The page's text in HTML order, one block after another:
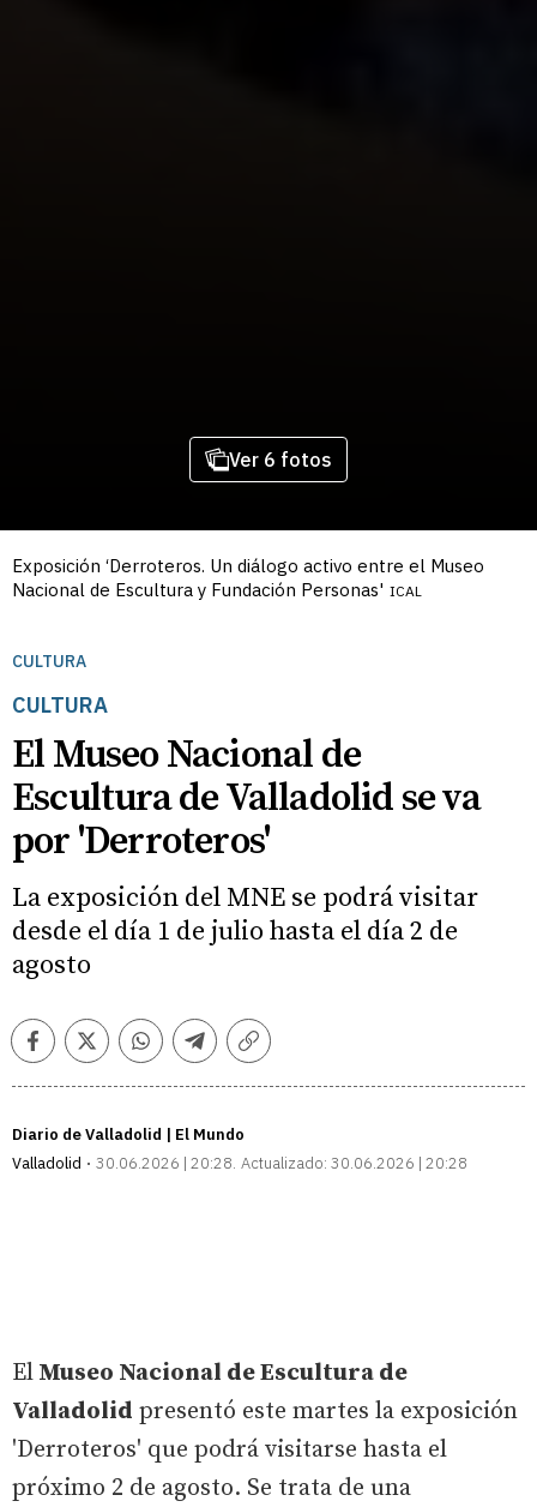
Ver 6 fotos
Exposición ‘Derroteros. Un diálogo activo entre el Museo
Nacional de Escultura y Fundación Personas' ICAL
CULTURA
CULTURA
El Museo Nacional de
Escultura de Valladolid se va
por 'Derroteros'
La exposición del MNE se podrá visitar
desde el día 1 de julio hasta el día 2 de
agosto
FacebookTwitterWhatsappTelegramCopiar
Diario de Valladolid | El Mundo
Valladolid
30.06.2026 | 20:28 Actualizado: 30.06.2026 | 20:28
El Museo Nacional de Escultura de
Valladolid presentó este martes la exposición
'Derroteros' que podrá visitarse hasta el
próximo 2 de agosto. Se trata de una